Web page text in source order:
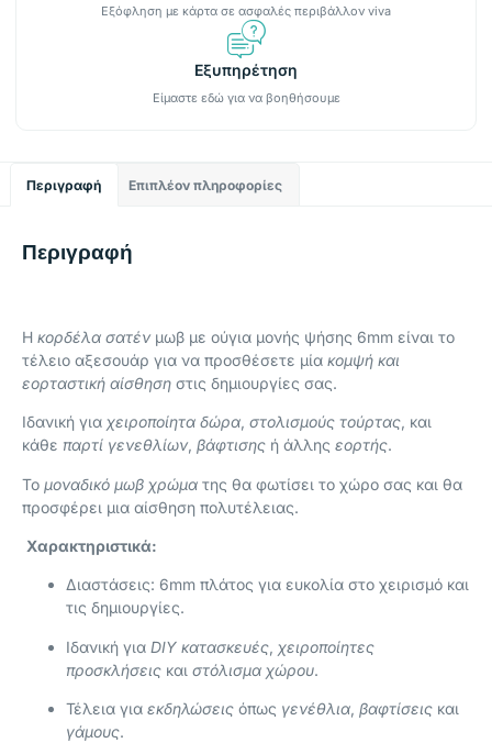
Εξόφληση με κάρτα σε ασφαλές περιβάλλον viva
Εξυπηρέτηση
Είμαστε εδώ για να βοηθήσουμε
Περιγραφή Επιπλέον πληροφορίες
Περιγραφή
Η κορδέλα σατένμωβ με ούγια μονής ψήσης 6mm είναι το
τέλειο αξεσουάρ για να προσθέσετε μία κομψή και
εορταστική αίσθηση στις δημιουργίες σας.
Ιδανική για χειροποίητα δώρα στολισμούς τούρτας , και
κάθε παρτί γενεθλίων, βάφτισης ή άλλης εορτής.
Το μοναδικό μωβ χρώμα της θα φωτίσει το χώρο σας και θα
προσφέρει μια αίσθηση πολυτέλειας.
Χαρακτηριστικά:
Διαστάσεις: 6mm πλάτος για ευκολία στο χειρισμό και
τις δημιουργίες.
Ιδανική για DIY κατασκευές χειροποίητες
προσκλήσεις και στόλισμα χώρου.
Τέλεια για εκδηλώσεις όπως γενέθλια βαφτίσεις και
γάμους.